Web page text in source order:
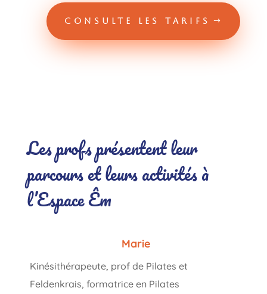
CONSULTE LES TARIFS
Les profs présentent leur
parcours et leurs activités à
l’Espace Êm
Marie
Kinésithérapeute, prof de Pilates et
Feldenkrais, formatrice en Pilates